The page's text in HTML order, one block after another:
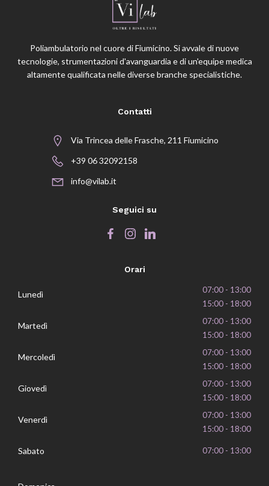
Poliambulatorio nel cuore di Fiumicino. Si avvale di nuove
tecnologie, strumentazioni d'avanguardia e di un'equipe medica
altamente qualificata nelle diverse branche specialistiche.
Contatti
Via Trincea delle Frasche, 211 Fiumicino
+39 06 32092158
info@vilab.it
Seguici su
Orari
Lunedì
07:00 - 13:00
15:00 - 18:00
Martedì
07:00 - 13:00
15:00 - 18:00
Mercoledì
07:00 - 13:00
15:00 - 18:00
Giovedì
07:00 - 13:00
15:00 - 18:00
Venerdì
07:00 - 13:00
15:00 - 18:00
Sabato 07:00 - 13:00